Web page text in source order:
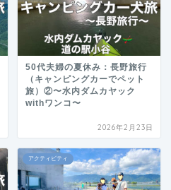
50代夫婦の夏休み：長野旅行
（キャンピングカーでペット
旅）②〜水内ダムカヤック
withワンコ〜
2026年2月23日
アクティビティ